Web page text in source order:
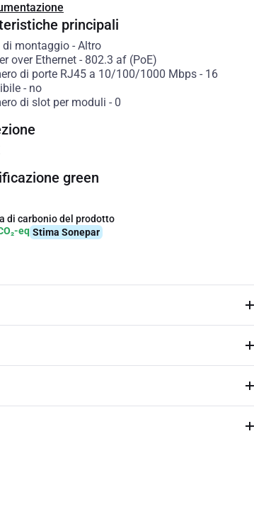
principali
di montaggio- Altro
over Ethernet- 802.3 af (PoE)
di porte RJ45 a 10/100/1000 Mbps- 16
- no
di slot per moduli - 0
green
di carbonio del prodotto
eq Stima Sonepar